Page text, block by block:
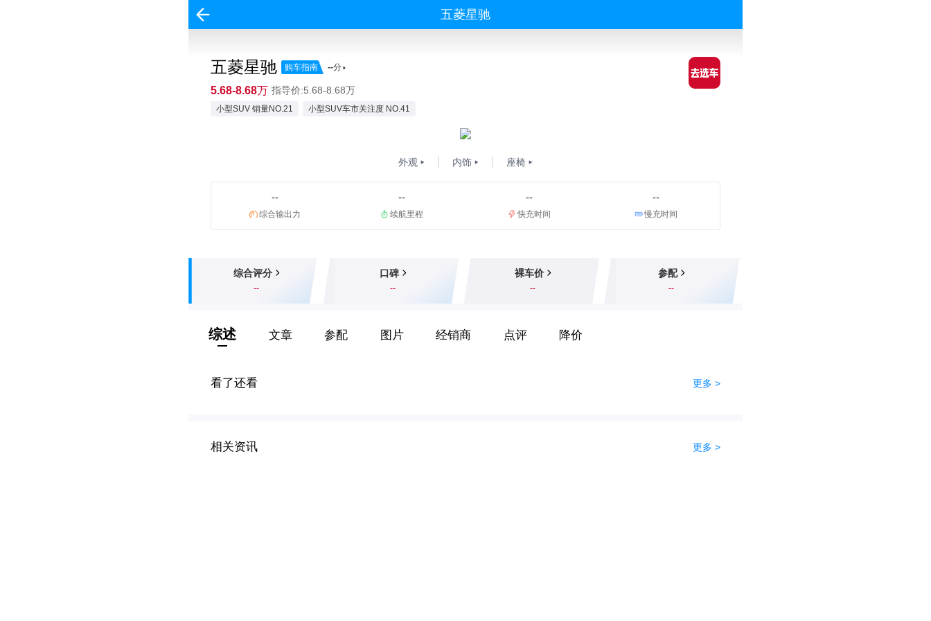
五菱星驰
五菱星驰 购车指南 --分
5.68-8.68万 指导价:5.68-8.68万
小型SUV 销量NO.21 小型SUV车市关注度 NO.41
外观 内饰 座椅
--
综合输出力
--
续航里程
--
快充时间
--
慢充时间
综合评分
--
口碑
--
裸车价
--
参配
--
综述 文章 参配 图片 经销商 点评 降价
看了还看 更多 >
相关资讯 更多 >